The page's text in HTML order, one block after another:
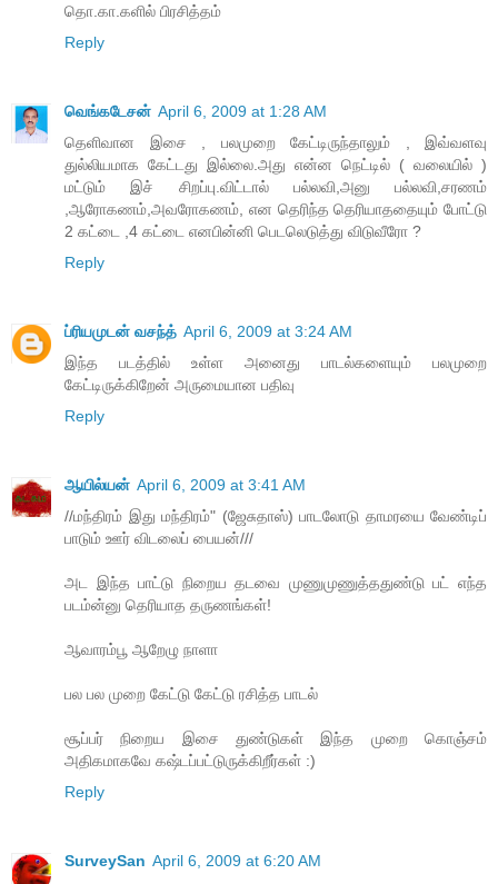
தொ.கா.களில் பிரசித்தம்
Reply
வெங்கடேசன் April 6, 2009 at 1:28 AM
தெளிவான இசை , பலமுறை கேட்டிருந்தாலும் , இவ்வளவு
துல்லியமாக கேட்டது இல்லை.அது என்ன நெட்டில் ( வலையில் )
மட்டும் இச் சிறப்பு.விட்டால் பல்லவி,அனு பல்லவி,சரணம்
,ஆரோகணம்,அவரோகணம், என தெரிந்த தெரியாததையும் போட்டு
2 கட்டை ,4 கட்டை எனபின்னி பெடலெடுத்து விடுவீரோ ?
Reply
ப்ரியமுடன் வசந்த் April 6, 2009 at 3:24 AM
இந்த படத்தில் உள்ள அனைது பாடல்களையும் பலமுறை
கேட்டிருக்கிறேன் அருமையான பதிவு
Reply
ஆயில்யன் April 6, 2009 at 3:41 AM
//மந்திரம் இது மந்திரம்" (ஜேசுதாஸ்) பாடலோடு தாமரயை வேண்டிப்
பாடும் ஊர் விடலைப் பையன்///
அட இந்த பாட்டு நிறைய தடவை முணுமுணுத்ததுண்டு பட் எந்த
படம்ன்னு தெரியாத தருணங்கள்!
ஆவாரம்பூ ஆறேழு நாளா
பல பல முறை கேட்டு கேட்டு ரசித்த பாடல்
சூப்பர் நிறைய இசை துண்டுகள் இந்த முறை கொஞ்சம்
அதிகமாகவே கஷ்டப்பட்டுருக்கிறீர்கள் :)
Reply
SurveySan April 6, 2009 at 6:20 AM